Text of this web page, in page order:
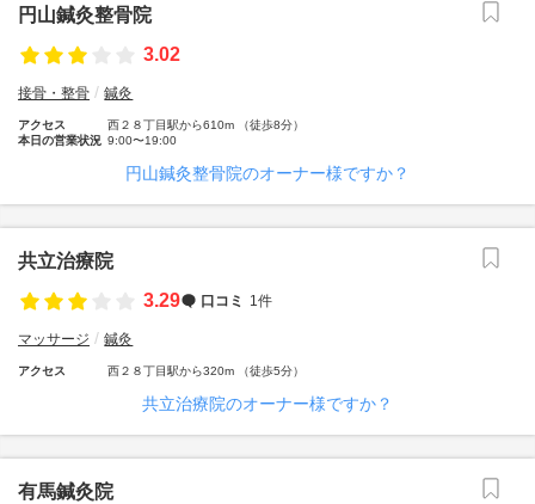
円山鍼灸整骨院
3.02
接骨・整骨 鍼灸
アクセス
西２８丁目駅から610m （徒歩8分）
本日の営業状況 9:00〜19:00
円山鍼灸整骨院のオーナー様ですか？
共立治療院
3.29
口コミ 1件
マッサージ 鍼灸
アクセス 西２８丁目駅から320m （徒歩5分）
共立治療院のオーナー様ですか？
有馬鍼灸院